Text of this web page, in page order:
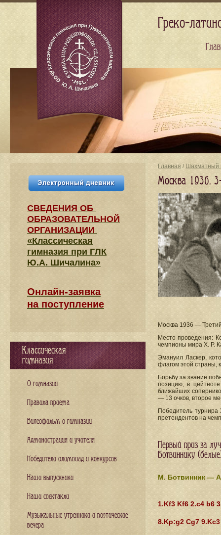
Главная / Шахматный
Москва 1936.
Москва 1936 —
Место проведения:
чемпионы мира X. Р.
Эмануил Ласкер,
флагом этой страны,
Борьбу за звание
позицию, в
ближайших
— 13 очков, второе
Победитель турнира
претендентов на
Первый приз за
Ботвиннику
М. Ботвинник —
1.Kf3 Kf6 2.c4 b6
8.Kp:g2 Cg7
СВЕДЕНИЯ​ ОБ
ОБРАЗОВАТЕЛЬНОЙ
ОРГАНИЗАЦИИ
«Классическая
гимназия при ГЛК
Ю.А. Шичалина»
Онлайн-заявка
на поступление
Классическая
гимназия
О гимназии
Правила приема
Видеофильм о гимназии
Администрация и учителя
Победители олимпиад и конкурсов
Наши выпускники
Наши спектакли
Музыкальные утренники и поэтические
вечера
Греко-